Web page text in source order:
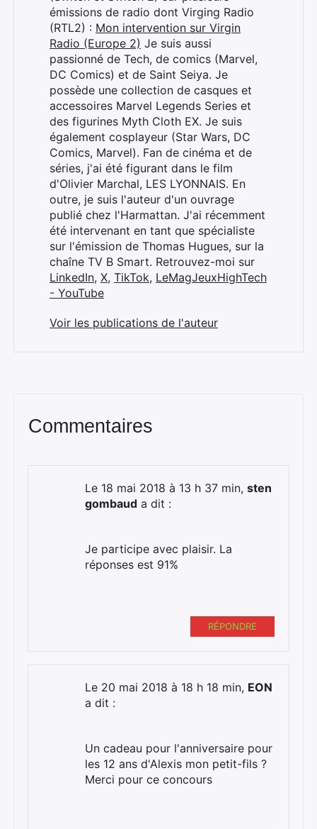
émissions de radio dont Virging Radio
(RTL2) : Mon intervention sur Virgin
Radio (Europe 2) Je suis aussi
passionné de Tech, de comics (Marvel,
DC Comics) et de Saint Seiya. Je
possède une collection de casques et
accessoires Marvel Legends Series et
des figurines Myth Cloth EX. Je suis
également cosplayeur (Star Wars, DC
Comics, Marvel). Fan de cinéma et de
séries, j'ai été figurant dans le film
d'Olivier Marchal, LES LYONNAIS. En
outre, je suis l'auteur d'un ouvrage
publié chez l'Harmattan. J'ai récemment
été intervenant en tant que spécialiste
sur l'émission de Thomas Hugues, sur la
chaîne TV B Smart. Retrouvez-moi sur
LinkedIn, X, TikTok, LeMagJeuxHighTech
- YouTube
Voir les publications de l'auteur
Commentaires
Le 18 mai 2018 à 13 h 37 min, sten
gombaud a dit :
Je participe avec plaisir. La
réponses est 91%
RÉPONDRE
Le 20 mai 2018 à 18 h 18 min, EON
a dit :
Un cadeau pour l'anniversaire pour
les 12 ans d'Alexis mon petit-fils ?
Merci pour ce concours